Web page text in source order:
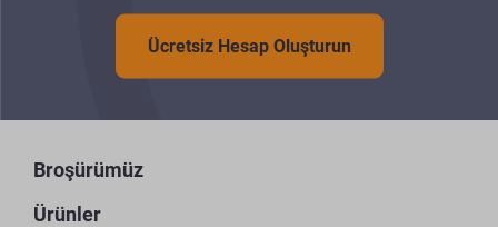
Ücretsiz Hesap Oluşturun
Broşürümüz
Ürünler